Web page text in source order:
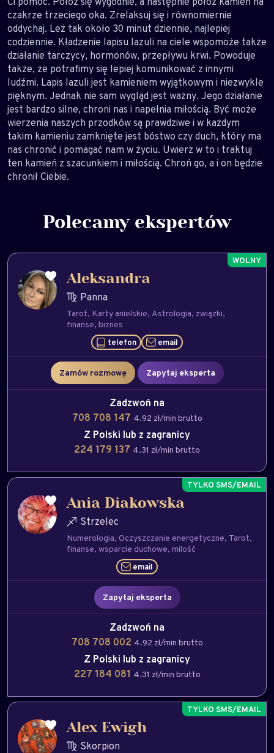
czakrze trzeciego oka. Zrelaksuj się i równomiernie
oddychaj. Leż tak około 30 minut dziennie, najlepiej
codziennie. Kładzenie lapisu lazuli na ciele wspomoże także
działanie tarczycy, hormonów, przepływu krwi. Powoduje
także, że potrafimy się lepiej komunikować z innymi
ludźmi. Lapis lazuli jest kamieniem wyjątkowym i niezwykle
pięknym. Jednak nie sam wygląd jest ważny. Jego działanie
jest bardzo silne, chroni nas i napełnia miłością. Być może
wierzenia naszych przodków są prawdziwe i w każdym
takim kamieniu zamknięte jest bóstwo czy duch, który ma
nas chronić i pomagać nam w życiu. Uwierz w to i traktuj
ten kamień z szacunkiem i miłością. Chroń go, a i on będzie
chronił Ciebie.
Polecamy ekspertów
Aleksandra
Panna
Tarot Karty anielskie Astrologia związki
finanse biznes
telefon email
Zamów rozmowę Zapytaj eksperta
Zadzwoń na
708 708 147 4.92 zł/min brutto
Z Polski lub z zagranicy
224 179 137 4.31 zł/min brutto
Ania Diakowska
Strzelec
Numerologia Oczyszczanie energetyczne Tarot
finanse wsparcie duchowe milość
email
Zapytaj eksperta
Zadzwoń na
708 708 002 4.92 zł/min brutto
Z Polski lub z zagranicy
227 184 081 4.31 zł/min brutto
Alex Ewigh
Skorpion